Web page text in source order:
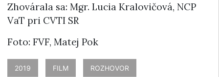
Zhovárala sa: Mgr. Lucia Kralovičová, NCP
VaT pri CVTI SR
Foto: FVF, Matej Pok
2019 FILM ROZHOVOR